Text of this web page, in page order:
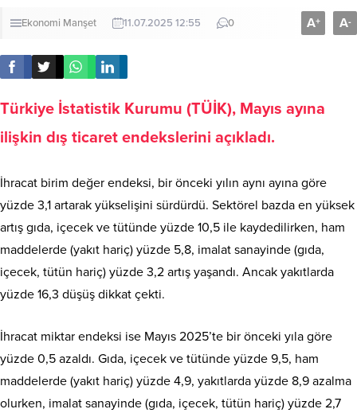
Ekonomi Manşet 11.07.2025 12:55 0 A+ A-
Türkiye İstatistik Kurumu (TÜİK), Mayıs ayına
ilişkin dış ticaret endekslerini açıkladı.
İhracat birim değer endeksi, bir önceki yılın aynı ayına göre
yüzde 3,1 artarak yükselişini sürdürdü. Sektörel bazda en yüksek
artış gıda, içecek ve tütünde yüzde 10,5 ile kaydedilirken, ham
maddelerde (yakıt hariç) yüzde 5,8, imalat sanayinde (gıda,
içecek, tütün hariç) yüzde 3,2 artış yaşandı. Ancak yakıtlarda
yüzde 16,3 düşüş dikkat çekti.
İhracat miktar endeksi ise Mayıs 2025’te bir önceki yıla göre
yüzde 0,5 azaldı. Gıda, içecek ve tütünde yüzde 9,5, ham
maddelerde (yakıt hariç) yüzde 4,9, yakıtlarda yüzde 8,9 azalma
olurken, imalat sanayinde (gıda, içecek, tütün hariç) yüzde 2,7